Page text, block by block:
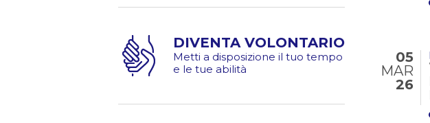
DIVENTA VOLONTARIO
Metti a disposizione il tuo tempo
e le tue abilità
05
MAR
26